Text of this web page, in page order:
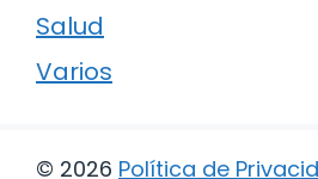
Salud
Varios
© 2026 Política de